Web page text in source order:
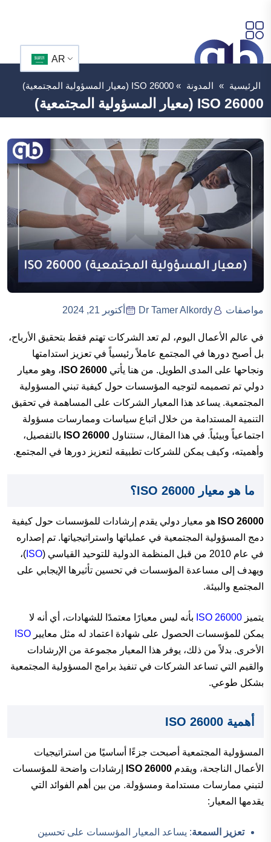
AR
الرئيسية » المدونة » ISO 26000 (معيار المسؤولية المجتمعية)
ISO 26000 (معيار المسؤولية المجتمعية)
مواصفات Dr Tamer Alkordy أكتوبر 21, 2024
في عالم الأعمال اليوم، لم تعد الشركات تهتم فقط بتحقيق الأرباح،
بل أصبح دورها في المجتمع عاملاً رئيسياً في تعزيز استدامتها
ونجاحها على المدى الطويل. من هنا يأتي ISO 26000 ، وهو معيار
دولي تم تصميمه لتوجيه المؤسسات حول كيفية تبني المسؤولية
المجتمعية. يساعد هذا المعيار الشركات على المساهمة في تحقيق
التنمية المستدامة من خلال اتباع سياسات وممارسات مسؤولة
اجتماعياً وبيئياً. في هذا المقال، سنتناول ISO 26000 بالتفصيل،
وأهميته، وكيف يمكن للشركات تطبيقه لتعزيز دورها في المجتمع.
ما هو معيار ISO 26000؟
ISO 26000 هو معيار دولي يقدم إرشادات للمؤسسات حول كيفية
دمج المسؤولية المجتمعية في عملياتها واستراتيجياتها. تم إصداره
في عام 2010 من قبل المنظمة الدولية للتوحيد القياسي (
ISO )،
ويهدف إلى مساعدة المؤسسات في تحسين تأثيرها الإيجابي على
المجتمع والبيئة.
يتميز ISO 26000 بأنه ليس معيارًا معتمدًا للشهادات، أي أنه لا
يمكن للمؤسسات الحصول على شهادة اعتماد له مثل معايير ISO
الأخرى. بدلاً من ذلك، يوفر هذا المعيار مجموعة من الإرشادات
والقيم التي تساعد الشركات في تنفيذ برامج المسؤولية المجتمعية
بشكل طوعي.
أهمية ISO 26000
المسؤولية المجتمعية أصبحت جزءًا أساسيًا من استراتيجيات
الأعمال الناجحة، ويقدم ISO 26000
إرشادات واضحة للمؤسسات
لتبني ممارسات مستدامة ومسؤولة. من بين أهم الفوائد التي
يقدمها المعيار:
تعزيز السمعة: يساعد المعيار المؤسسات على تحسين